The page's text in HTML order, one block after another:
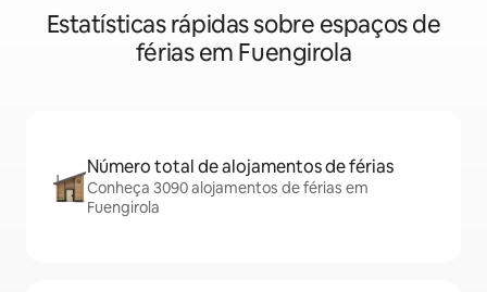
Estatísticas rápidas sobre espaços de
férias em Fuengirola
Número total de alojamentos de férias
Conheça 3090 alojamentos de férias em
Fuengirola